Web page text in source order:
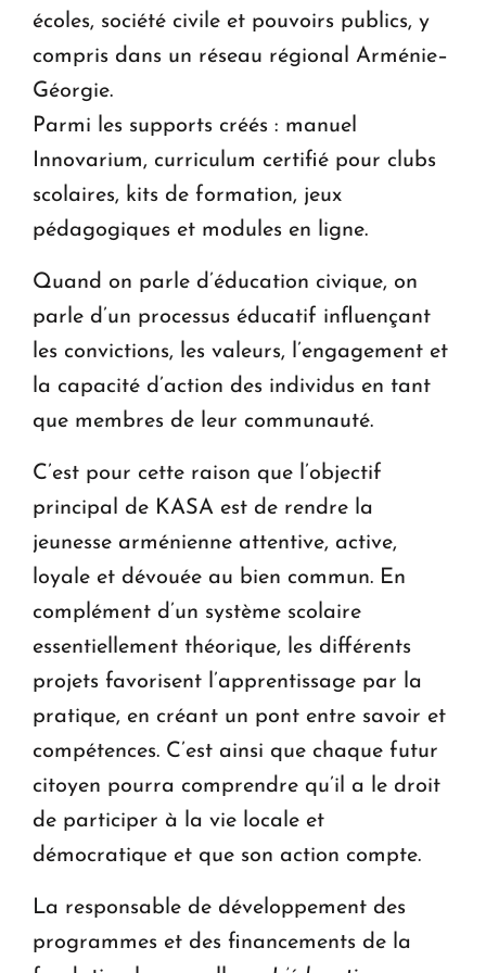
écoles, société civile et pouvoirs publics, y
compris dans un réseau régional Arménie–
Géorgie.
Parmi les supports créés : manuel
Innovarium, curriculum certifié pour clubs
scolaires, kits de formation, jeux
pédagogiques et modules en ligne.
Quand on parle d’éducation civique, on
parle d’un processus éducatif influençant
les convictions, les valeurs, l’engagement et
la capacité d’action des individus en tant
que membres de leur communauté.
C’est pour cette raison que l’objectif
principal de KASA est de rendre la
jeunesse arménienne attentive, active,
loyale et dévouée au bien commun. En
complément d’un système scolaire
essentiellement théorique, les différents
projets favorisent l’apprentissage par la
pratique, en créant un pont entre savoir et
compétences. C’est ainsi que chaque futur
citoyen pourra comprendre qu’il a le droit
de participer à la vie locale et
démocratique et que son action compte.
La responsable de développement des
programmes et des financements de la